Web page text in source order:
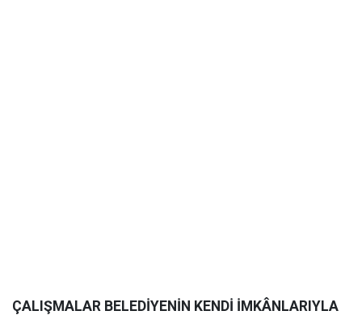
ÇALIŞMALAR BELEDİYENİN KENDİ İMKÂNLARIYLA